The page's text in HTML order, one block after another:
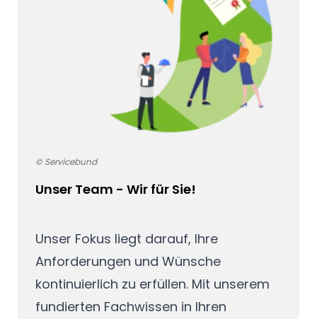
Unser Team - Wir für Sie!
Unser Fokus liegt darauf, Ihre
Anforderungen und Wünsche
kontinuierlich zu erfüllen. Mit unserem
fundierten Fachwissen in Ihren
© Servicebund